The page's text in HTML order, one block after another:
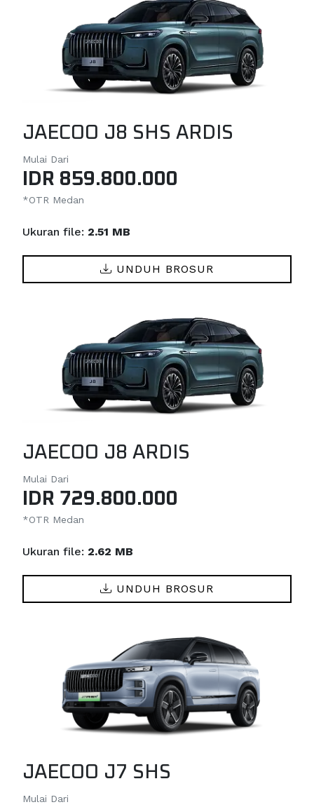
JAECOO J8 SHS ARDIS
Mulai Dari
IDR 859.800.000
*OTR Medan
Ukuran file: 2.51 MB
UNDUH BROSUR
JAECOO J8 ARDIS
Mulai Dari
IDR 729.800.000
*OTR Medan
Ukuran file: 2.62 MB
UNDUH BROSUR
JAECOO J7 SHS
Mulai Dari